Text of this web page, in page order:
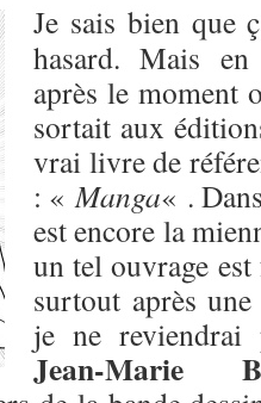
Je sais bien que
hasard. Mais
après le moment
sortait aux
vrai livre de
: «Manga« .
est encore la
un tel ouvrage
surtout après
je ne
Jean-Marie